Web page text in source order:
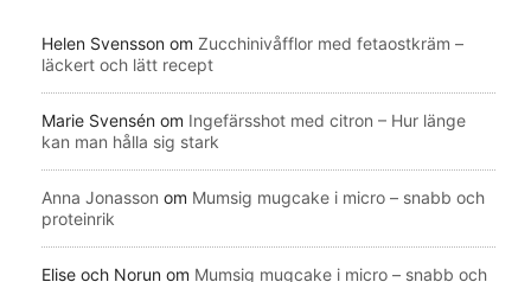
Helen Svensson om Zucchinivåfflor med fetaostkräm –
läckert och lätt recept
Marie Svensén om Ingefärsshot med citron – Hur länge
kan man hålla sig stark
Anna Jonasson om Mumsig mugcake i micro – snabb och
proteinrik
Elise och Norun om Mumsig mugcake i micro – snabb och